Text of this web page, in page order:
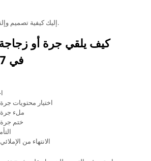
إليك كيفية تصميم وإلقاء تعويذة جرة.
كيف يلقي جرة أو زجاجة
في 7 خطوات
اختيار محتويات
ملء
ختم
الانتهاء من